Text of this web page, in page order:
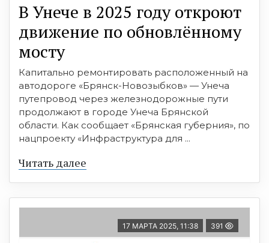
В Унече в 2025 году откроют
движение по обновлённому
мосту
Капитально ремонтировать расположенный на
автодороге «Брянск-Новозыбков» — Унеча
путепровод через железнодорожные пути
продолжают в городе Унеча Брянской
области. Как сообщает «Брянская губерния», по
нацпроекту «Инфраструктура для ...
Читать далее
17 МАРТА 2025, 11:38 391